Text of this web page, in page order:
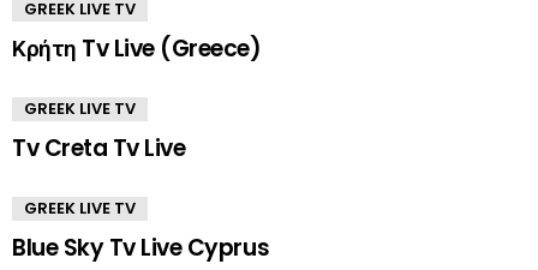
GREEK LIVE TV
Κρήτη Tv Live (Greece)
GREEK LIVE TV
Tv Creta Tv Live
GREEK LIVE TV
Blue Sky Tv Live Cyprus